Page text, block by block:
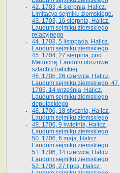
42. 1703, 4 sierpnia, Halicz.
Limitacya sejmiku ziemskiego.
43. 1703, 16 sierpnia, Halicz.
Laudum sejmiku ziemskiego
relacyjnego
44. 1703, 5 listopada, Halicz.
Laudum sejmiku ziemskiego
45. 1704, 27 sierpnia, pod
Meduchą. Laudum obozowe
szlachty halickiej
46. 1705, 26 czerwca, Halicz.
Laudum sejmiku ziemskiego. 47.
1705, 14 września, Halicz.
Laudum sejmiku ziemskiego
deputackiego
48. 1706, 18 stycznia, Halicz.
Laudum sejmiku ziemskiego
49. 1706, 9 kwietnia, Halicz.
Laudum sejmiku ziemskiego
50. 1706, 6 maja, Halicz.
Laudum sejmiku ziemskiego
51. 1706, 14 czerwca, Halicz.
Laudum sejmiku ziemskiego
52. 1706, 27 lipca, Halicz.